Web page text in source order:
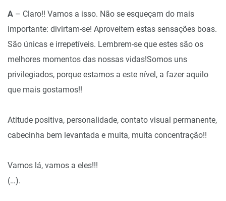
A – Claro!! Vamos a isso. Não se esqueçam do mais
importante: divirtam-se! Aproveitem estas sensações boas.
São únicas e irrepetíveis. Lembrem-se que estes são os
melhores momentos das nossas vidas!Somos uns
privilegiados, porque estamos a este nível, a fazer aquilo
que mais gostamos!!
Atitude positiva, personalidade, contato visual permanente,
cabecinha bem levantada e muita, muita concentração!!
Vamos lá, vamos a eles!!!
(…).